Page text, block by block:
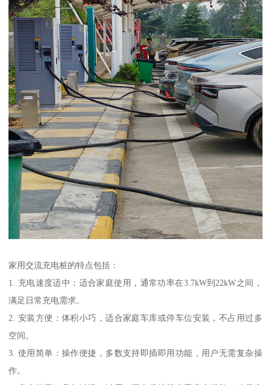
家用交流充电桩的特点包括：
1. 充电速度适中：适合家庭使用，通常功率在3.7kW到22kW之间，
满足日常充电需求。
2. 安装方便：体积小巧，适合家庭车库或停车位安装，不占用过多
空间。
3. 使用简单：操作便捷，多数支持即插即用功能，用户无需复杂操
作。